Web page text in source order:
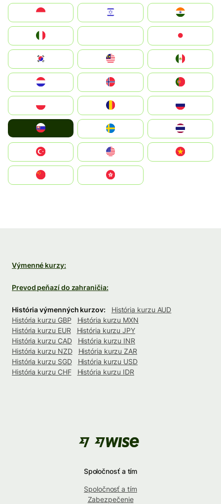
South Korea
United States
中國香港特別行政區
Výmenné kurzy:
Prevod peňazí do zahraničia:
História výmenných kurzov:
História kurzu AUD
História kurzu GBP
História kurzu MXN
História kurzu EUR
História kurzu JPY
História kurzu CAD
História kurzu INR
História kurzu NZD
História kurzu ZAR
História kurzu SGD
História kurzu USD
História kurzu CHF
História kurzu IDR
Spoločnosť a tím
Spoločnosť a tím
Zabezpečenie